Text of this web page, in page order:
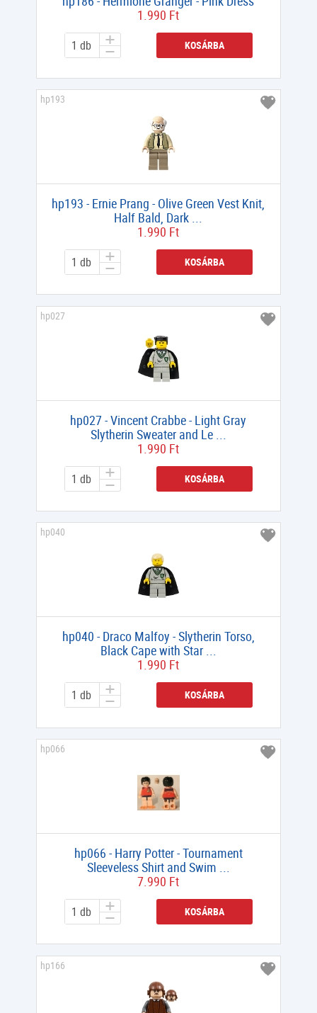
1.990 Ft
KOSÁRBA
hp193 - Ernie Prang - Olive Green Vest Knit,
Half Bald, Dark ...
1.990 Ft
KOSÁRBA
hp193
hp027 - Vincent Crabbe - Light Gray
Slytherin Sweater and Le ...
1.990 Ft
KOSÁRBA
hp027
hp040 - Draco Malfoy - Slytherin Torso,
Black Cape with Star ...
1.990 Ft
KOSÁRBA
hp040
hp066 - Harry Potter - Tournament
Sleeveless Shirt and Swim ...
7.990 Ft
KOSÁRBA
hp066
hp166